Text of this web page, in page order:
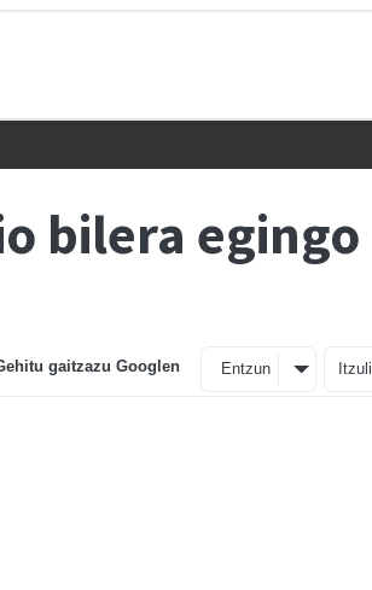
bilera egingo
gaitzazu Googlen Entzun Itzuli